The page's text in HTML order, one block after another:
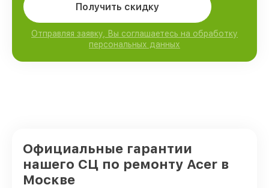
Получить скидку
Отправляя заявку, Вы соглашаетесь на обработку
персональных данных
Официальные гарантии
нашего СЦ по ремонту Acer в
Москве